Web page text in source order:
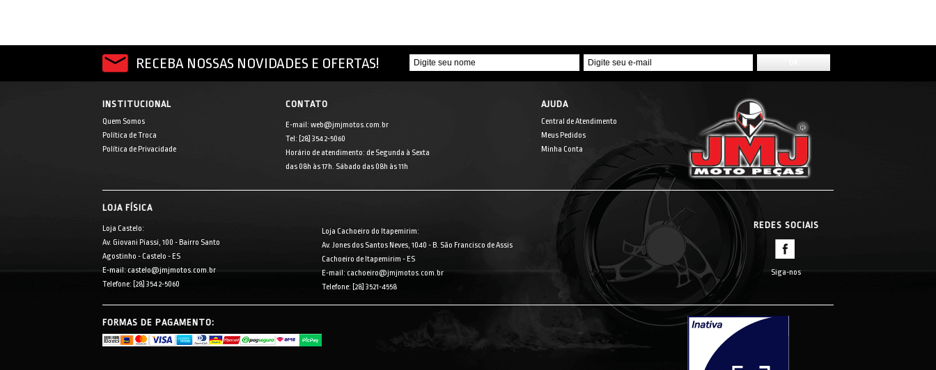
RECEBA NOSSAS NOVIDADES E OFERTAS!
INSTITUCIONAL
Quem Somos
Política de Troca
Política de Privacidade
CONTATO
E-mail: web@jmjmotos.com.br
Tel: [28] 3542-5060
Horário de atendimento: de Segunda à Sexta
das 08h às 17h. Sábado das 08h às 11h
AJUDA
Central de Atendimento
Meus Pedidos
Minha Conta
LOJA FÍSICA
Loja Castelo:
Av. Giovani Piassi, 100 - Bairro Santo
Agostinho - Castelo - ES
E-mail: castelo@jmjmotos.com.br
Telefone: [28] 3542-5060
Loja Cachoeiro do Itapemirim:
Av. Jones dos Santos Neves, 1040 - B. São Francisco de Assis
Cachoeiro de Itapemirim - ES
E-mail: cachoeiro@jmjmotos.com.br
Telefone: [28] 3521-4558
REDES SOCIAIS
Siga-nos
FORMAS DE PAGAMENTO: